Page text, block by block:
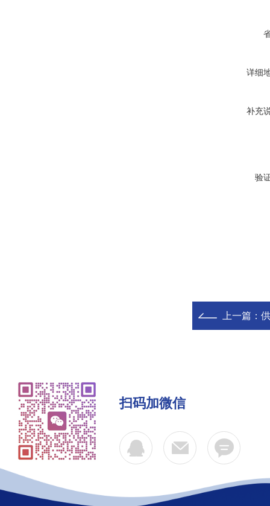
详细
补充
验
上一篇：
扫码加微信